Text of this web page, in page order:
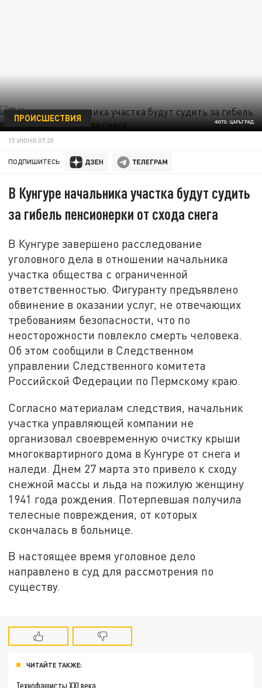
ФОТО: ЦАРЬГРАД
ПРОИСШЕСТВИЯ
15 ИЮНЯ 07:20
ПОДПИШИТЕСЬ:
В Кунгуре начальника участка будут судить
за гибель пенсионерки от схода снега
В Кунгуре завершено расследование
уголовного дела в отношении начальника
участка общества с ограниченной
ответственностью. Фигуранту предъявлено
обвинение в оказании услуг, не отвечающих
требованиям безопасности, что по
неосторожности повлекло смерть человека.
Об этом сообщили в Следственном
управлении Следственного комитета
Российской Федерации по Пермскому краю.
Согласно материалам следствия, начальник
участка управляющей компании не
организовал своевременную очистку крыши
многоквартирного дома в Кунгуре от снега и
наледи. Днем 27 марта это привело к сходу
снежной массы и льда на пожилую женщину
1941 года рождения. Потерпевшая получила
телесные повреждения, от которых
скончалась в больнице.
В настоящее время уголовное дело
направлено в суд для рассмотрения по
существу.
ЧИТАЙТЕ ТАКЖЕ:
Технофашисты XXI века